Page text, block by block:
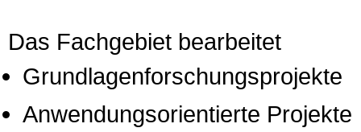
Das Fachgebiet bearbeitet
Grundlagenforschungsprojekte
Anwendungsorientierte Projekte